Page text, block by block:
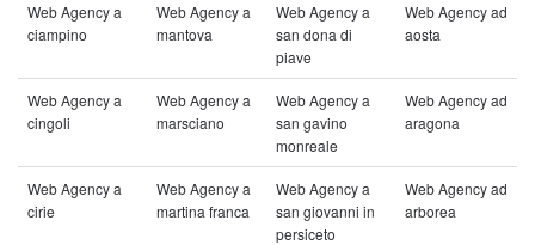
Web Agency a
ciampino
Web Agency a
mantova
Web Agency a
san dona di
piave
Web Agency ad
aosta
Web Agency a
cingoli
Web Agency a
marsciano
Web Agency a
san gavino
monreale
Web Agency ad
aragona
Web Agency a
cirie
Web Agency a
martina franca
Web Agency a
san giovanni in
persiceto
Web Agency ad
arborea